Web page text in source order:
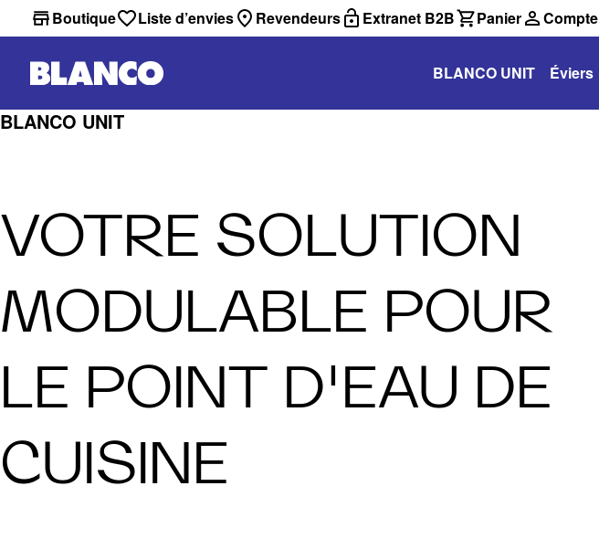
Boutique Liste d’envies Revendeurs Extranet B2B Panier Compte
BLANCO UNIT Éviers
BLANCO UNIT
VOTRE SOLUTION
MODULABLE POUR
LE POINT D'EAU DE
CUISINE